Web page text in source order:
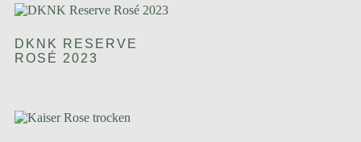
DKNK RESERVE
ROSÉ 2023